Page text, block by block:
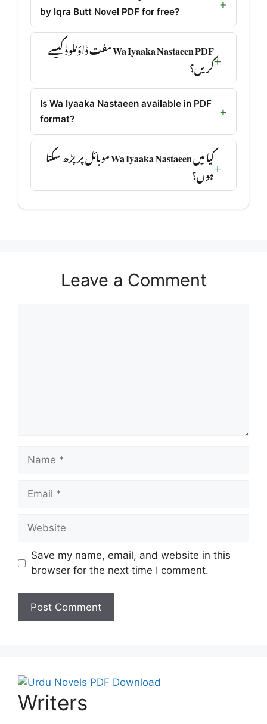
by Iqra Butt Novel PDF for free?
Wa Iyaaka Nastaeen PDF مفت ڈاؤنلوڈ کیسے
کریں؟
Is Wa Iyaaka Nastaeen available in PDF
format?
کیا میں Wa Iyaaka Nastaeen موبائل پر پڑھ سکتا
ہوں؟
Leave a Comment
Name
Email
Website
Save my name, email, and website in this
browser for the next time I comment.
Writers